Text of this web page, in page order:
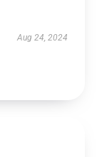
Aug 24, 2024